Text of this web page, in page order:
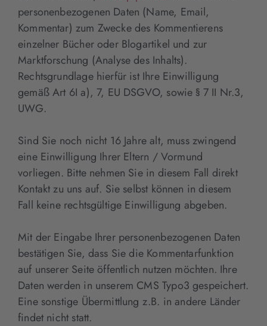
personenbezogenen Daten (Name, Email,
Kommentar) zum Zwecke des Kommentierens
einzelner Bücher oder Blogartikel und zur
Marktforschung (Analyse des Inhalts).
Rechtsgrundlage hierfür ist Ihre Einwilligung
gemäß Art 6I a), 7, EU DSGVO, sowie § 7 II Nr.3,
UWG.
Sind Sie noch nicht 16 Jahre alt, muss zwingend
eine Einwilligung Ihrer Eltern / Vormund
vorliegen. Bitte nehmen Sie in diesem Fall direkt
Kontakt zu uns auf. Sie selbst können in diesem
Fall keine rechtsgültige Einwilligung abgeben.
Mit der Eingabe Ihrer personenbezogenen Daten
bestätigen Sie, dass Sie die Kommentarfunktion
auf unserer Seite öffentlich nutzen möchten. Ihre
Daten werden in unserem CMS Typo3 gespeichert.
Eine sonstige Übermittlung z.B. in andere Länder
findet nicht statt.